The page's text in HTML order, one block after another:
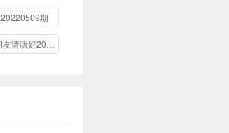
20220509期